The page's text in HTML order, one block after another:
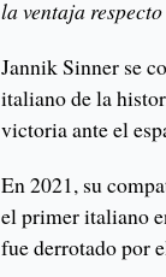
la ventaja
Jannik Sinner se
italiano de la
victoria ante el
En 2021, su
el primer italiano
fue derrotado por